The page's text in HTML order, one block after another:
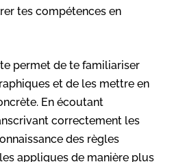
tes compétences en
permet de te familiariser
et de les mettre en
En écoutant
correctement les
des règles
appliques de manière plus